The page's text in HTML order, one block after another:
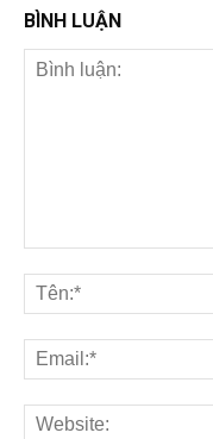
BÌNH LUẬN